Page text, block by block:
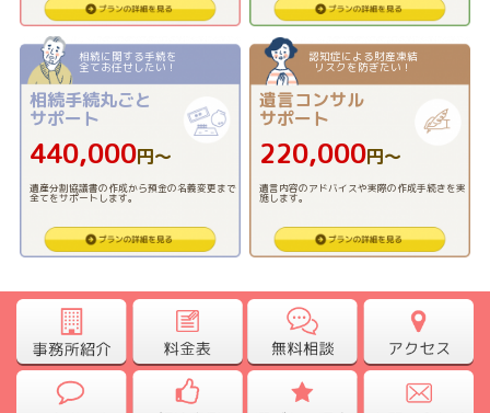
相続に関する手続を
全てお任せしたい！
相続手続丸ごと
サポート
440,000円〜
遺産分割協議書の作成から預金の名義変更まで
全てをサポートします。
認知症による財産凍結
リスクを防ぎたい！
遺言コンサル
サポート
220,000円〜
遺言内容のアドバイスや実際の作成手続きを実
施します。